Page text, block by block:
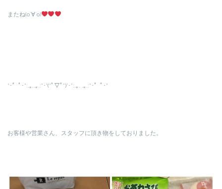
またね(о´∀`о)
*･゜ﾟ･*:.｡..｡.:*･'(*ﾟ▽ﾟ*)’･*:.｡. .｡.:*･゜ﾟ･*
お客様や営業さん、スタッフに頂き物をしておりました。